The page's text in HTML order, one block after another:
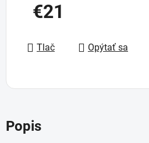
€21
Tlač
Opýtať sa
Popis